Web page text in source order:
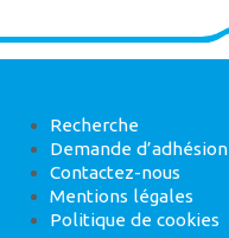
Recherche
Demande d’adhésion
Contactez-nous
Mentions légales
Politique de cookies